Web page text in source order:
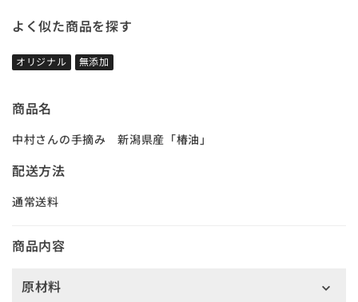
よく似た商品を探す
オリジナル 無添加
商品名
中村さんの手摘み 新潟県産「椿油」
配送方法
通常送料
商品内容
原材料